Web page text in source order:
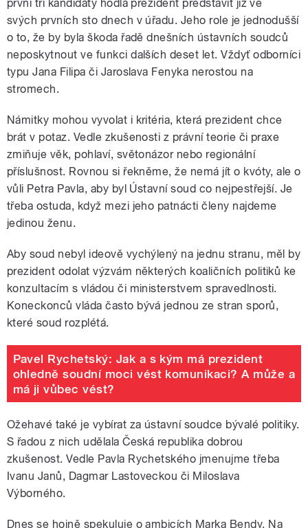
první tři kandidáty hodlá prezident představit již ve
svých prvních sto dnech v úřadu. Jeho role je jednodušší
o to, že by byla škoda řadě dnešních ústavních soudců
neposkytnout ve funkci dalších deset let. Vždyť odborníci
typu Jana Filipa či Jaroslava Fenyka nerostou na
stromech.
Námitky mohou vyvolat i kritéria, která prezident chce
brát v potaz. Vedle zkušenosti z právní teorie či praxe
zmiňuje věk, pohlaví, světonázor nebo regionální
příslušnost. Rovnou si řekněme, že nemá jít o kvóty, ale o
vůli Petra Pavla, aby byl Ústavní soud co nejpestřejší. Je
třeba ostuda, když mezi jeho patnácti členy najdeme
jedinou ženu.
Aby soud nebyl ideově vychýlený na jednu stranu, měl by
prezident odolat výzvám některých koaličních politiků ke
konzultacím s vládou či ministerstvem spravedlnosti.
Koneckonců vláda často bývá jednou ze stran sporů,
které soud rozplétá.
Pavel Rychetský: Jak a s kým má prezident
ohledně soudní moci vést komunikaci? A může a
má ji vůbec vést?
Ožehavé také je vybírat za ústavní soudce bývalé politiky.
S řadou z nich udělala Česká republika dobrou
zkušenost. Vedle Pavla Rychetského jmenujme třeba
Ivanu Janů, Dagmar Lastoveckou či Miloslava
Výborného.
Dnes se hojně spekuluje o ambicích Marka Bendy. Na